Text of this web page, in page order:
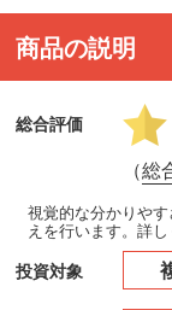
商品の説明
総合評価
（総
視覚的な分かりや
えを行います。詳
投資対象